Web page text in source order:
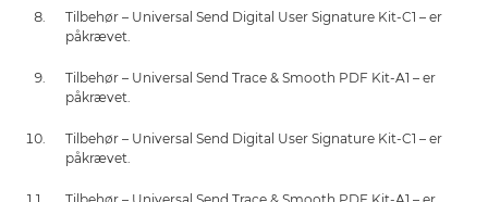
Tilbehør – Universal Send Digital User Signature Kit-C1 – er
påkrævet.
Tilbehør – Universal Send Trace & Smooth PDF Kit-A1 – er
påkrævet.
Tilbehør – Universal Send Digital User Signature Kit-C1 – er
påkrævet.